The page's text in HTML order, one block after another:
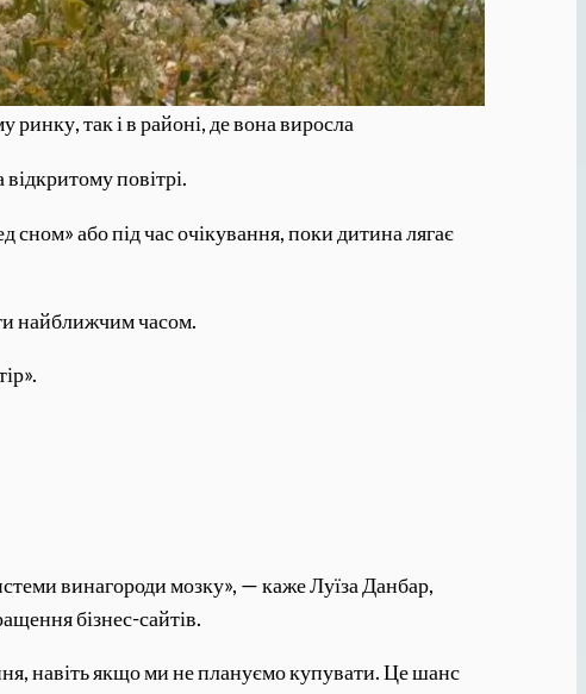
так і в районі, де вона виросла
повітрі.
або під час очікування, поки дитина лягає
найближчим часом.
винагороди мозку», — каже Луїза Данбар,
бізнес-сайтів.
навіть якщо ми не плануємо купувати. Це шанс